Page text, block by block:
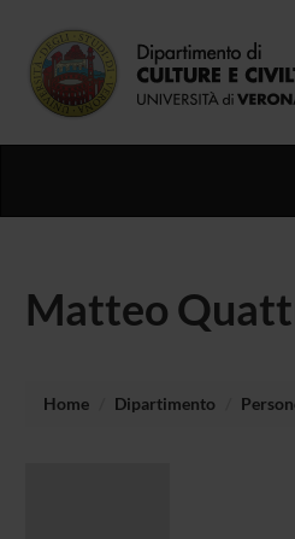
Matteo
Home Dipartimento